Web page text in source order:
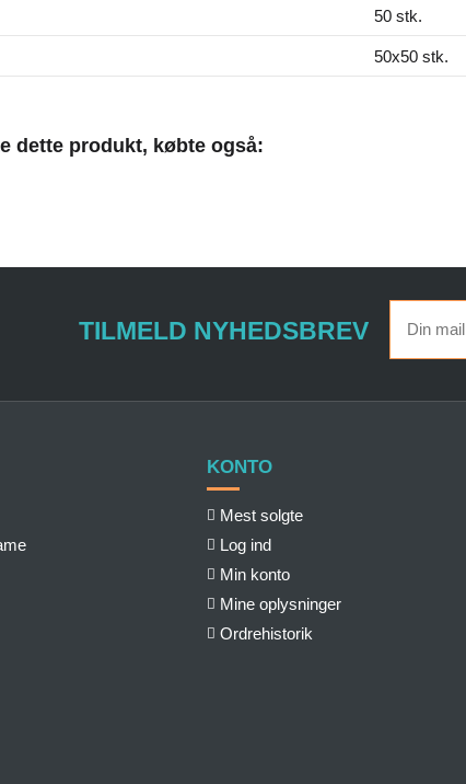
50 stk.
50x50 stk.
dette produkt, købte også:
TILMELD NYHEDSBREV
KONTO
Mest solgte
Log ind
Min konto
Mine oplysninger
Ordrehistorik